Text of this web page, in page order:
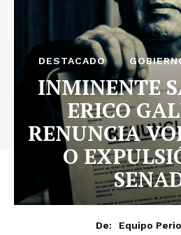
DESTACADO
INMINENTE
ERICO
RENUNCIA
O
De:
Equipo